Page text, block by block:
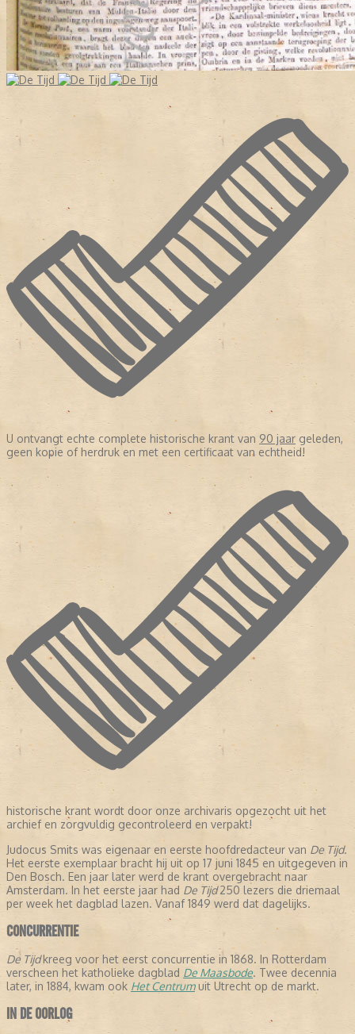
U ontvangt echte complete historische krant van 90 jaar geleden,
geen kopie of herdruk en met een certificaat van echtheid!
historische krant wordt door onze archivaris opgezocht uit het
archief en zorgvuldig gecontroleerd en verpakt!
Judocus Smits was eigenaar en eerste hoofdredacteur van De Tijd.
Het eerste exemplaar bracht hij uit op 17 juni 1845 en uitgegeven in
Den Bosch. Een jaar later werd de krant overgebracht naar
Amsterdam. In het eerste jaar had De Tijd250 lezers die driemaal
per week het dagblad lazen. Vanaf 1849 werd dat dagelijks.
CONCURRENTIE
De Tijdkreeg voor het eerst concurrentie in 1868. In Rotterdam
verscheen het katholieke dagblad De Maasbode. Twee decennia
later, in 1884, kwam ook Het Centrumuit Utrecht op de markt.
IN DE OORLOG